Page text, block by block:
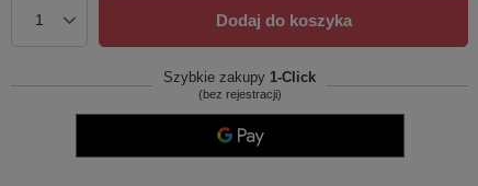
Dodaj do koszyka
Szybkie zakupy 1-Click
(bez rejestracji)